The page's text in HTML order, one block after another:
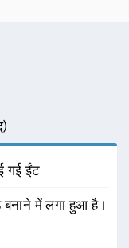
गई ईंट
बनाने में लगा हुआ है।